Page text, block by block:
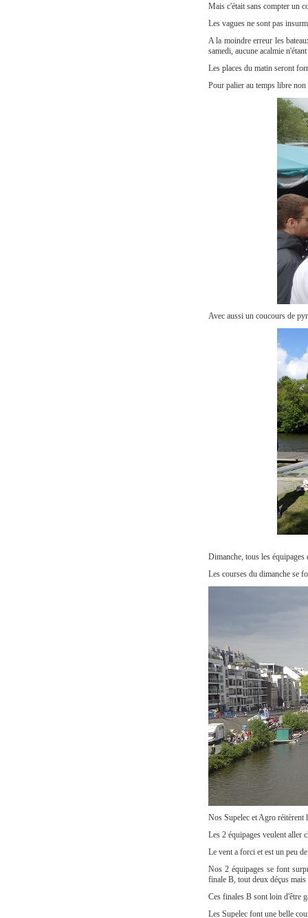
Mais c'était sans compter un
Les vagues ne sont pas
A la moindre erreur les
samedi, aucune acalmie
Les places du matin seront
Pour palier au temps libre
Avec aussi un coucours de
Dimanche, tous les équipages
Les courses du dimanche se
Nos Supelec et Agro réitèrent
Les 2 équipages veulent aller
Le vent a forci et est un peu
Nos 2 équipages se font
finale B, tout deux déçus mais
Ces finales B sont loin d'être
Les Supelec font une belle